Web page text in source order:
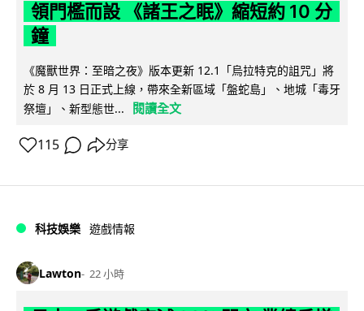
領門檻而設 《諸王之眠》縮短約 10 分
鐘
《魔獸世界：至暗之夜》版本更新 12.1「烏拉特克的詛咒」將
於 8 月 13 日正式上線，帶來全新區域「盤蛇島」、地城「毒牙
祭壇」、新型態世...
閱讀全文
115 分享
科技娛樂 遊戲情報
Lawton 22 小時